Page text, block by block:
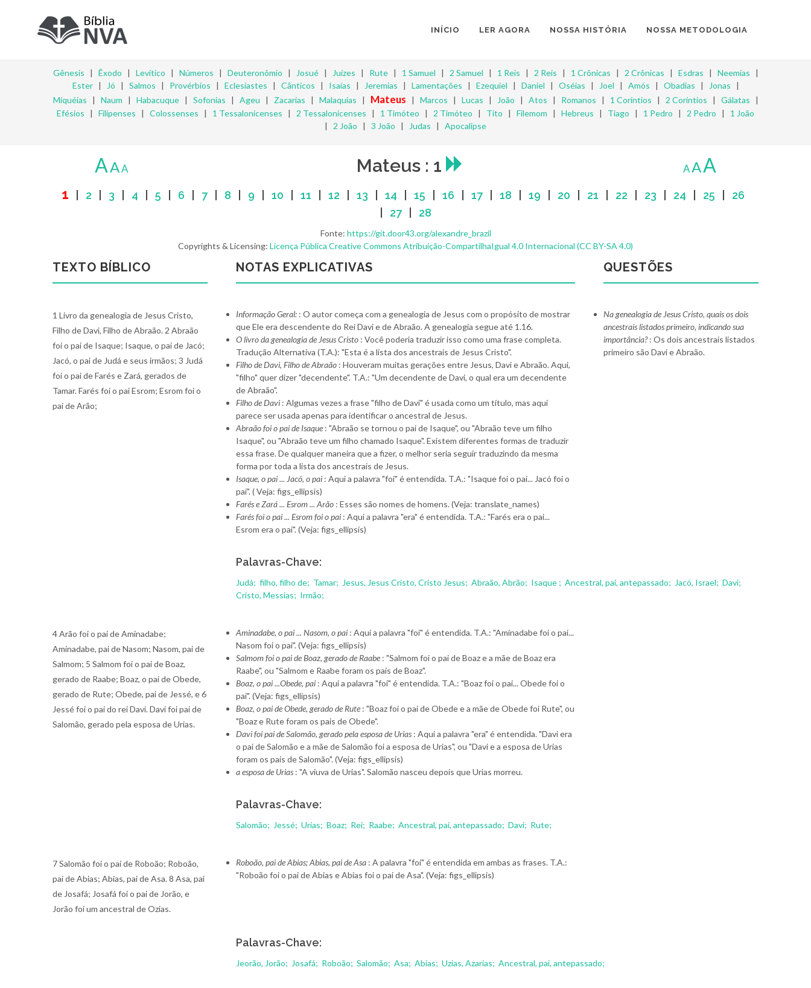
INÍCIO LER AGORA NOSSA HISTÓRIA NOSSA METODOLOGIA
Gênesis | Êxodo | Levítico | Números | Deuteronômio | Josué| Juízes | Rute| 1 Samuel | 2 Samuel | 1 Reis | 2 Reis | 1 Crônicas | 2 Crônicas | Esdras | Neemias |
Ester| Jó | Salmos | Provérbios | Eclesiastes | Cânticos | Isaías | Jeremias | Lamentações | Ezequiel | Daniel | Oséias | Joel | Amós | Obadias | Jonas |
Miquéias | Naum | Habacuque| Sofonias | Ageu | Zacarias | Malaquias | Mateus | Marcos | Lucas | João | Atos | Romanos | 1 Coríntios | 2 Coríntios | Gálatas |
Efésios | Filipenses | Colossenses | 1 Tessalonicenses | 2 Tessalonicenses | 1 Timóteo | 2 Timóteo | Tito | Filemom | Hebreus | Tiago | 1 Pedro | 2 Pedro | 1 João
| 2 João | 3 João | Judas | Apocalipse
AAA Mateus : 1 AAA
1 2 3 4 5 6 7| 8 9 10 11 12 13 14 15 16 17| 18 19 20 21 22 23 24 25
26
27| 28
Fonte: https://git.door43.org/alexandre_brazil
Copyrights & Licensing: Licença Pública Creative Commons Atribuição-CompartilhaIgual 4.0 Internacional (CC BY-SA 4.0)
TEXTO BÍBLICO NOTAS EXPLICATIVAS QUESTÕES
1 Livro da genealogia de Jesus Cristo,
Filho de Davi, Filho de Abraão. 2 Abraão
foi o pai de Isaque; Isaque, o pai de Jacó;
Jacó, o pai de Judá e seus irmãos; 3 Judá
foi o pai de Farés e Zará, gerados de
Tamar. Farés foi o pai Esrom; Esrom foi o
pai de Arão;
Informação Geral: : O autor começa com a genealogia de Jesus com o propósito de mostrar
que Ele era descendente do Rei Davi e de Abraão. A genealogia segue até 1.16.
O livro da genealogia de Jesus Cristo : Você poderia traduzir isso como uma frase completa.
Tradução Alternativa (T.A.): "Esta é a lista dos ancestrais de Jesus Cristo".
Filho de Davi, Filho de Abraão : Houveram muitas gerações entre Jesus, Davi e Abraão. Aqui,
"filho" quer dizer "decendente". T.A.: "Um decendente de Davi, o qual era um decendente
de Abraão".
Filho de Davi : Algumas vezes a frase "filho de Davi" é usada como um título, mas aqui
parece ser usada apenas para identificar o ancestral de Jesus.
Abraão foi o pai de Isaque : "Abraão se tornou o pai de Isaque", ou "Abraão teve um filho
Isaque", ou "Abraão teve um filho chamado Isaque". Existem diferentes formas de traduzir
essa frase. De qualquer maneira que a fizer, o melhor seria seguir traduzindo da mesma
forma por toda a lista dos ancestrais de Jesus.
Isaque, o pai ... Jacó, o pai : Aqui a palavra "foi" é entendida. T.A.: "Isaque foi o pai... Jacó foi o
pai". ( Veja: figs_ellipsis)
Farés e Zará ... Esrom ... Arão : Esses são nomes de homens. (Veja: translate_names)
Farés foi o pai ... Esrom foi o pai : Aqui a palavra "era" é entendida. T.A.: "Farés era o pai...
Esrom era o pai". (Veja: figs_ellipsis)
Na genealogia de Jesus Cristo, quais os dois
ancestrais listados primeiro, indicando sua
importância?: Os dois ancestrais listados
primeiro são Davi e Abraão.
Palavras-Chave:
Judá; filho, filho de; Tamar; Jesus, Jesus Cristo, Cristo Jesus; Abraão, Abrão; Isaque ; Ancestral, pai, antepassado; Jacó, Israel; Davi;
Cristo, Messias; Irmão;
4 Arão foi o pai de Aminadabe;
Aminadabe, pai de Nasom; Nasom, pai de
Salmom; 5 Salmom foi o pai de Boaz,
gerado de Raabe; Boaz, o pai de Obede,
gerado de Rute; Obede, pai de Jessé, e 6
Jessé foi o pai do rei Davi. Davi foi pai de
Salomão, gerado pela esposa de Urias.
Aminadabe, o pai ... Nasom, o pai : Aqui a palavra "foi" é entendida. T.A.: "Aminadabe foi o pai...
Nasom foi o pai". (Veja: figs_ellipsis)
Salmom foi o pai de Boaz, gerado de Raabe : "Salmom foi o pai de Boaz e a mãe de Boaz era
Raabe", ou "Salmom e Raabe foram os pais de Boaz".
Boaz, o pai ...Obede, pai : Aqui a palavra "foi" é entendida. T.A.: "Boaz foi o pai... Obede foi o
pai". (Veja: figs_ellipsis)
Boaz, o pai de Obede, gerado de Rute : "Boaz foi o pai de Obede e a mãe de Obede foi Rute", ou
"Boaz e Rute foram os pais de Obede".
Davi foi pai de Salomão, gerado pela esposa de Urias : Aqui a palavra "era" é entendida. "Davi era
o pai de Salomão e a mãe de Salomão foi a esposa de Urias", ou "Davi e a esposa de Urias
foram os pais de Salomão". (Veja: figs_ellipsis)
a esposa de Urias : "A viuva de Urias". Salomão nasceu depois que Urias morreu.
Palavras-Chave:
Salomão; Jessé; Urias; Boaz; Rei; Raabe; Ancestral, pai, antepassado; Davi; Rute;
7 Salomão foi o pai de Roboão; Roboão,
pai de Abias; Abias, pai de Asa. 8 Asa, pai
de Josafá; Josafá foi o pai de Jorão, e
Jorão foi um ancestral de Ozias.
Roboão, pai de Abias; Abias, pai de Asa : A palavra "foi" é entendida em ambas as frases. T.A.:
"Roboão foi o pai de Abias e Abias foi o pai de Asa". (Veja: figs_ellipsis)
Palavras-Chave:
Jeorão, Jorão; Josafá; Roboão; Salomão; Asa; Abias; Uzias, Azarias; Ancestral, pai, antepassado;